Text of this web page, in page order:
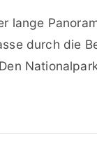
lange
durch die